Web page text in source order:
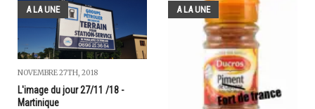
A LA UNE
NOVEMBRE 27TH, 2018
L'image du jour 27/11 /18 -
Martinique
A LA UNE